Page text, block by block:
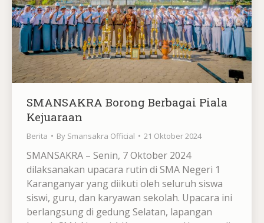
SMANSAKRA Borong Berbagai Piala
Kejuaraan
Berita By Smansakra Official 21 Oktober 2024
SMANSAKRA – Senin, 7 Oktober 2024
dilaksanakan upacara rutin di SMA Negeri 1
Karanganyar yang diikuti oleh seluruh siswa
siswi, guru, dan karyawan sekolah. Upacara ini
berlangsung di gedung Selatan, lapangan